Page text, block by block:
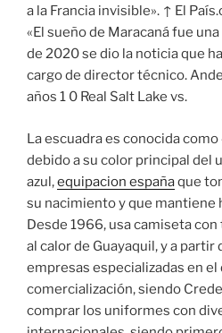
a la Francia invisible». ↑ El
«El sueño de Maracaná fue
de 2020 se dio la noticia que
cargo de director técnico.
años 1 0 Real Salt Lake vs.
La escuadra es conocida como
debido a su color principal del
azul,equipacion españaque
su nacimiento y que mantiene
Desde 1966, usa camiseta
al calor de Guayaquil, y a partir
empresas especializadas en
comercialización, siendo
comprar los uniformes con